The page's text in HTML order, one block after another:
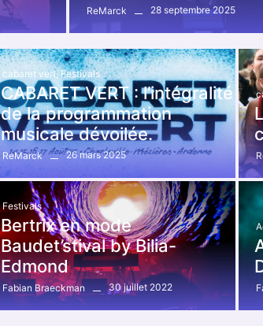
ReMarck 28 septembre 2025
cabaret vert, Festivals
CABARET VERT : l’intégralité
de la programmation
musicale dévoilée.
ReMarck 26 mars 2025
Festivals
Bertrix en mode
Baudet’stival by Bilia-
Edmond
Fabian Braeckman 30 juillet 2022